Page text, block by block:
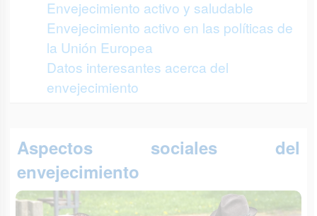
Envejecimiento activo y saludable
Envejecimiento activo en las políticas de
la Unión Europea
Datos interesantes acerca del
envejecimiento
Aspectos sociales del
envejecimiento